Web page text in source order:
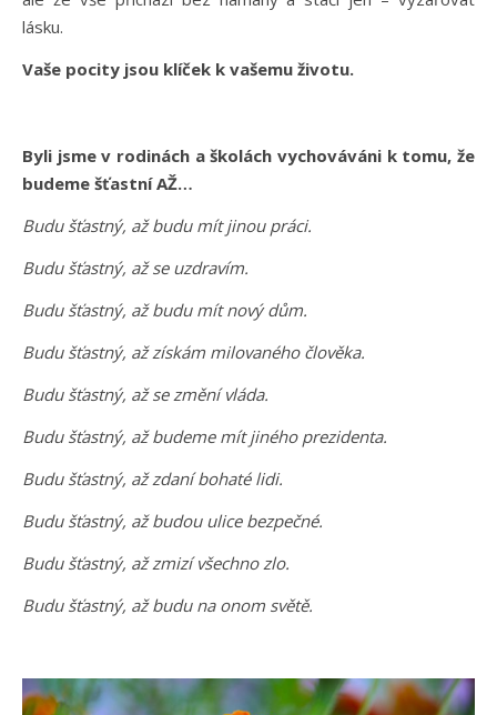
lásku.
Vaše pocity jsou klíček k vašemu životu.
Byli jsme v rodinách a školách vychováváni k tomu, že
budeme šťastní AŽ…
Budu šťastný, až budu mít jinou práci.
Budu šťastný, až se uzdravím.
Budu šťastný, až budu mít nový dům.
Budu šťastný, až získám milovaného člověka.
Budu šťastný, až se změní vláda.
Budu šťastný, až budeme mít jiného prezidenta.
Budu šťastný, až zdaní bohaté lidi.
Budu šťastný, až budou ulice bezpečné.
Budu šťastný, až zmizí všechno zlo.
Budu šťastný, až budu na onom světě.